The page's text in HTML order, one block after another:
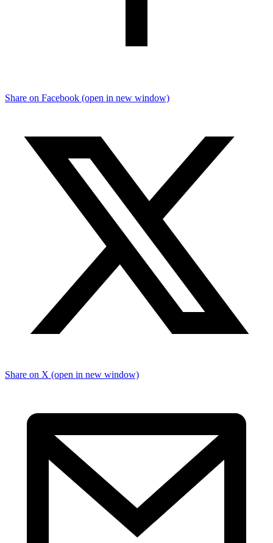
Share on Facebook (open in new window)
Share on X (open in new window)